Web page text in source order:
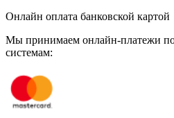
Онлайн оплата банковской картой
Мы принимаем онлайн-платежи
системам: